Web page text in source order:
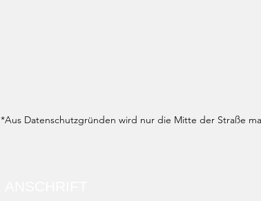
*Aus Datenschutzgründen wird nur die Mitte der Straße